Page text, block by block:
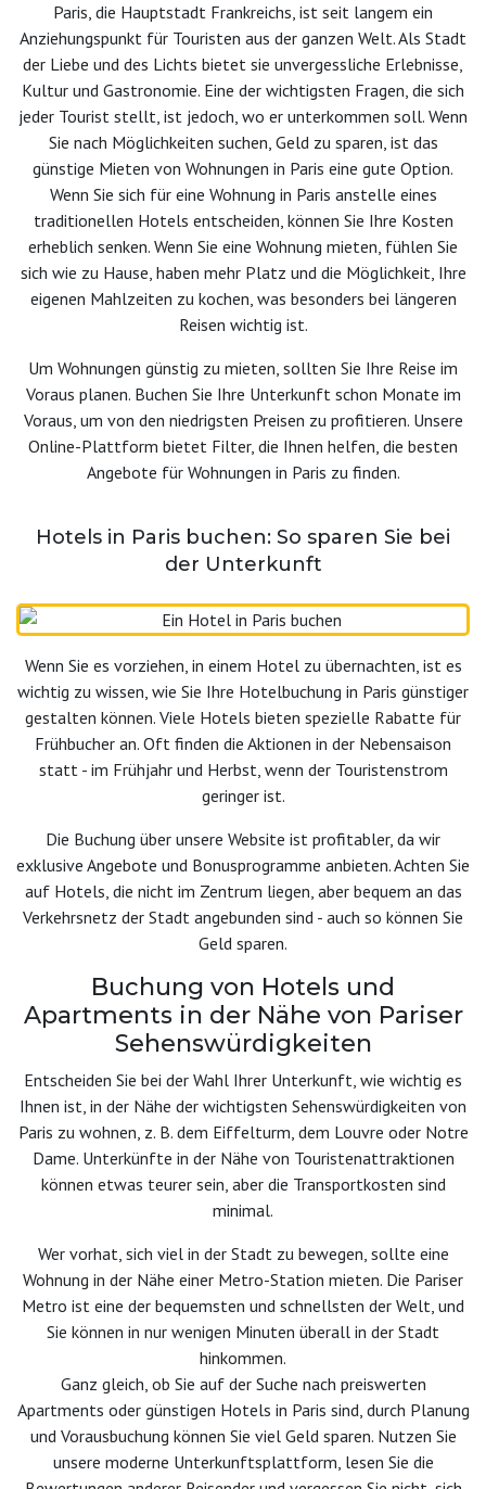
Paris, die Hauptstadt Frankreichs, ist seit langem ein
Anziehungspunkt für Touristen aus der ganzen Welt. Als Stadt
der Liebe und des Lichts bietet sie unvergessliche Erlebnisse,
Kultur und Gastronomie. Eine der wichtigsten Fragen, die sich
jeder Tourist stellt, ist jedoch, wo er unterkommen soll. Wenn
Sie nach Möglichkeiten suchen, Geld zu sparen, ist das
günstige Mieten von Wohnungen in Paris eine gute Option.
Wenn Sie sich für eine Wohnung in Paris anstelle eines
traditionellen Hotels entscheiden, können Sie Ihre Kosten
erheblich senken. Wenn Sie eine Wohnung mieten, fühlen Sie
sich wie zu Hause, haben mehr Platz und die Möglichkeit, Ihre
eigenen Mahlzeiten zu kochen, was besonders bei längeren
Reisen wichtig ist.
Um Wohnungen günstig zu mieten, sollten Sie Ihre Reise im
Voraus planen. Buchen Sie Ihre Unterkunft schon Monate im
Voraus, um von den niedrigsten Preisen zu profitieren. Unsere
Online-Plattform bietet Filter, die Ihnen helfen, die besten
Angebote für Wohnungen in Paris zu finden.
Hotels in Paris buchen: So sparen Sie bei
der Unterkunft
Wenn Sie es vorziehen, in einem Hotel zu übernachten, ist es
wichtig zu wissen, wie Sie Ihre Hotelbuchung in Paris günstiger
gestalten können. Viele Hotels bieten spezielle Rabatte für
Frühbucher an. Oft finden die Aktionen in der Nebensaison
statt - im Frühjahr und Herbst, wenn der Touristenstrom
geringer ist.
Die Buchung über unsere Website ist profitabler, da wir
exklusive Angebote und Bonusprogramme anbieten. Achten Sie
auf Hotels, die nicht im Zentrum liegen, aber bequem an das
Verkehrsnetz der Stadt angebunden sind - auch so können Sie
Geld sparen.
Buchung von Hotels und
Apartments in der Nähe von Pariser
Sehenswürdigkeiten
Entscheiden Sie bei der Wahl Ihrer Unterkunft, wie wichtig es
Ihnen ist, in der Nähe der wichtigsten Sehenswürdigkeiten von
Paris zu wohnen, z. B. dem Eiffelturm, dem Louvre oder Notre
Dame. Unterkünfte in der Nähe von Touristenattraktionen
können etwas teurer sein, aber die Transportkosten sind
minimal.
Wer vorhat, sich viel in der Stadt zu bewegen, sollte eine
Wohnung in der Nähe einer Metro-Station mieten. Die Pariser
Metro ist eine der bequemsten und schnellsten der Welt, und
Sie können in nur wenigen Minuten überall in der Stadt
hinkommen.
Ganz gleich, ob Sie auf der Suche nach preiswerten
Apartments oder günstigen Hotels in Paris sind, durch Planung
und Vorausbuchung können Sie viel Geld sparen. Nutzen Sie
unsere moderne Unterkunftsplattform, lesen Sie die